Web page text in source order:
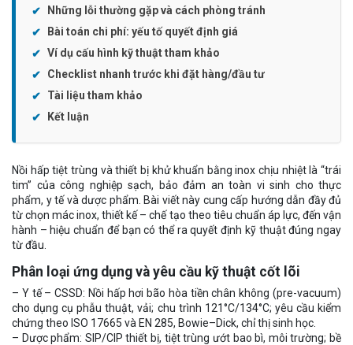
Những lỗi thường gặp và cách phòng tránh
Bài toán chi phí: yếu tố quyết định giá
Ví dụ cấu hình kỹ thuật tham khảo
Checklist nhanh trước khi đặt hàng/đầu tư
Tài liệu tham khảo
Kết luận
Nồi hấp tiệt trùng và thiết bị khử khuẩn bằng inox chịu nhiệt là “trái
tim” của công nghiệp sạch, bảo đảm an toàn vi sinh cho thực
phẩm, y tế và dược phẩm. Bài viết này cung cấp hướng dẫn đầy đủ
từ chọn mác inox, thiết kế – chế tạo theo tiêu chuẩn áp lực, đến vận
hành – hiệu chuẩn để bạn có thể ra quyết định kỹ thuật đúng ngay
từ đầu.
Phân loại ứng dụng và yêu cầu kỹ thuật cốt lõi
– Y tế – CSSD: Nồi hấp hơi bão hòa tiền chân không (pre-vacuum)
cho dụng cụ phẫu thuật, vải; chu trình 121°C/134°C; yêu cầu kiểm
chứng theo ISO 17665 và EN 285, Bowie–Dick, chỉ thị sinh học.
– Dược phẩm: SIP/CIP thiết bị, tiệt trùng ướt bao bì, môi trường; bề